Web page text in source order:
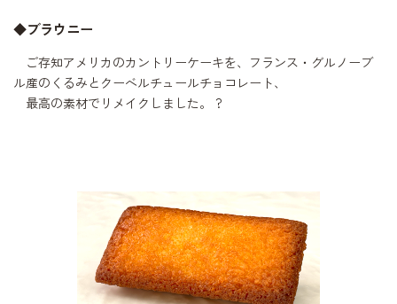
◆ブラウニー
ご存知アメリカのカントリーケーキを、フランス・グルノーブ
ル産のくるみとクーベルチュールチョコレート、
最高の素材でリメイクしました。
?